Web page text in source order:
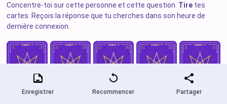
Enregistrer Recommencer Partager
Concentre-toi sur cette personne et cette question. Tire tes
cartes. Reçois la réponse que tu cherches dans son heure de
dernière connexion.